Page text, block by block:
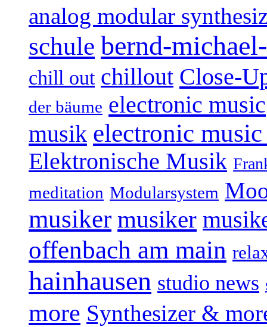
analog modular
schule bernd-
chill out chillout Close-
der bäume electronic music
musik electronic
Elektronische Musik
meditation Modularsystem
musiker musiker
offenbach am main
hainhausen studio news
more Synthesizer &